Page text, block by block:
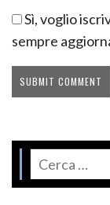
Sì, voglio
sempre